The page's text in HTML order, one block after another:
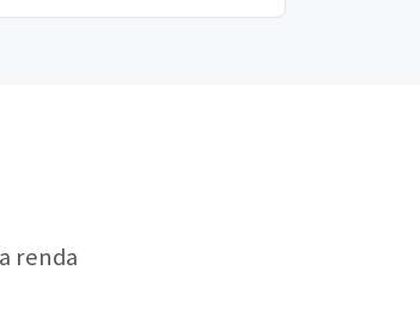
renda